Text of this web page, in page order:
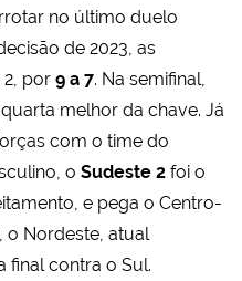
no último duelo
de 2023, as
2, por 9 a 7. Na semifinal,
melhor da chave. Já
com o time do
o Sudeste 2 foi o
e pega o Centro-
o Nordeste, atual
final contra o Sul.